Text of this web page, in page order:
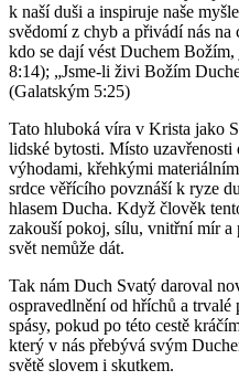
k naší duši a inspiruje naše
svědomí z chyb a přivádí nás na
kdo se dají vést Duchem
8:14); „Jsme-li živi Božím
(Galatským 5:25)
Tato hluboká víra v Krista jako
lidské bytosti. Místo uzavřenosti
výhodami, křehkými
srdce věřícího povznáší k ryze
hlasem Ducha. Když člověk
zakouší pokoj, sílu, vnitřní mír a
svět nemůže dát.
Tak nám Duch Svatý daroval
ospravedlnění od hříchů a
spásy, pokud po této cestě
který v nás přebývá svým
světě slovem i skutkem.